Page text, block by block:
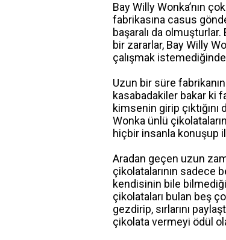
Bay Willy Wonka’nın
fabrikasına casus
başaralı da olmuşturlar.
bir zararlar, Bay Willy
çalışmak
Uzun bir süre
kasabadakiler bakar ki
kimsenin girip
Wonka ünlü
hiçbir insanla konuşup
Aradan geçen uzun
çikolatalarının sadece
kendisinin bile
çikolataları bulan beş
gezdirip, sırlarını
çikolata vermeyi ödül